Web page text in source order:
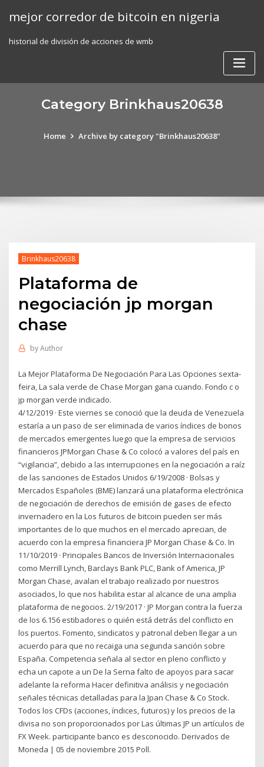
mejor corredor de bitcoin en nigeria
historial de división de acciones de wmb
Category Brinkhaus20638
Home Archive by category "Brinkhaus20638"
Brinkhaus20638
Plataforma de
negociación jp morgan
chase
byAuthor
La Mejor Plataforma De Negociación Para Las Opciones sexta-
feira, La sala verde de Chase Morgan gana cuando. Fondo c o
jp morgan verde indicado.
4/12/2019 · Este viernes se conoció que la deuda de Venezuela
estaría a un paso de ser eliminada de varios índices de bonos
de mercados emergentes luego que la empresa de servicios
financieros JPMorgan Chase & Co colocó a valores del país en
“vigilancia”, debido a las interrupciones en la negociación a raíz
de las sanciones de Estados Unidos 6/19/2008 · Bolsas y
Mercados Españoles (BME) lanzará una plataforma electrónica
de negociación de derechos de emisión de gases de efecto
invernadero en la Los futuros de bitcoin pueden ser más
importantes de lo que muchos en el mercado aprecian, de
acuerdo con la empresa financiera JP Morgan Chase & Co. In
11/10/2019 · Principales Bancos de Inversión Internacionales
como Merrill Lynch, Barclays Bank PLC, Bank of America, JP
Morgan Chase, avalan el trabajo realizado por nuestros
asociados, lo que nos habilita estar al alcance de una amplia
plataforma de negocios. 2/19/2017 · JP Morgan contra la fuerza
de los 6.156 estibadores o quién está detrás del conflicto en
los puertos. Fomento, sindicatos y patronal deben llegar a un
acuerdo para que no recaiga una segunda sanción sobre
España. Competencia señala al sector en pleno conflicto y
echa un capote a un De la Serna falto de apoyos para sacar
adelante la reforma Hacer definitiva análisis y negociación
señales técnicas detalladas para la Jpan Chase & Co Stock.
Todos los CFDs (acciones, índices, futuros) y los precios de la
divisa no son proporcionados por Las últimas JP un artículos de
FX Week. participante banco es desconocido. Derivados de
Moneda | 05 de noviembre 2015 Poll.